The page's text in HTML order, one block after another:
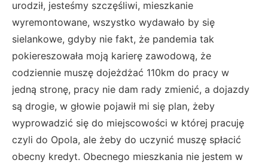
urodził, jesteśmy szczęśliwi, mieszkanie
wyremontowane, wszystko wydawało by się
sielankowe, gdyby nie fakt, że pandemia tak
pokiereszowała moją karierę zawodową, że
codziennie muszę dojeżdżać 110km do pracy w
jedną stronę, pracy nie dam rady zmienić, a dojazdy
są drogie, w głowie pojawił mi się plan, żeby
wyprowadzić się do miejscowości w której pracuję
czyli do Opola, ale żeby do uczynić muszę spłacić
obecny kredyt. Obecnego mieszkania nie jestem w